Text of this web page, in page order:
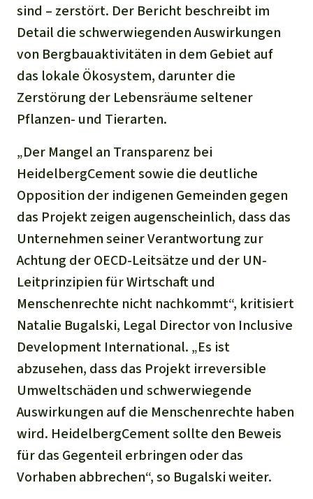
sind – zerstört. Der Bericht beschreibt im
Detail die schwerwiegenden Auswirkungen
von Bergbauaktivitäten in dem Gebiet auf
das lokale Ökosystem, darunter die
Zerstörung der Lebensräume seltener
Pflanzen- und Tierarten.
„Der Mangel an Transparenz bei
HeidelbergCement sowie die deutliche
Opposition der indigenen Gemeinden gegen
das Projekt zeigen augenscheinlich, dass das
Unternehmen seiner Verantwortung zur
Achtung der OECD-Leitsätze und der UN-
Leitprinzipien für Wirtschaft und
Menschenrechte nicht nachkommt“, kritisiert
Natalie Bugalski, Legal Director von Inclusive
Development International. „Es ist
abzusehen, dass das Projekt irreversible
Umweltschäden und schwerwiegende
Auswirkungen auf die Menschenrechte haben
wird. HeidelbergCement sollte den Beweis
für das Gegenteil erbringen oder das
Vorhaben abbrechen“, so Bugalski weiter.